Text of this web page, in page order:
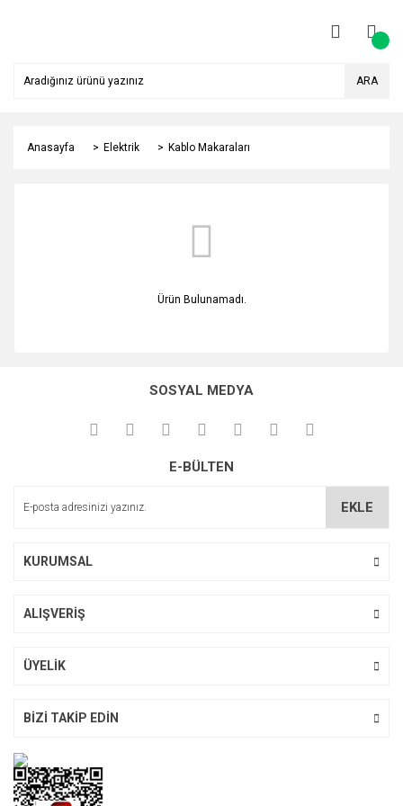
ARA
Anasayfa Elektrik Kablo Makaraları
Ürün Bulunamadı.
SOSYAL MEDYA
E-BÜLTEN
EKLE
KURUMSAL
ALIŞVERİŞ
ÜYELİK
BİZİ TAKİP EDİN